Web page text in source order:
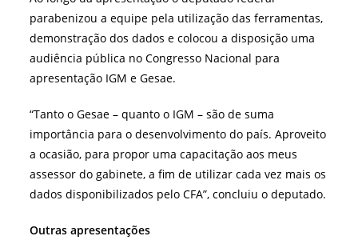
parabenizou a equipe pela utilização das ferramentas,
demonstração dos dados e colocou a disposição uma
audiência pública no Congresso Nacional para
apresentação IGM e Gesae.
“Tanto o Gesae – quanto o IGM – são de suma
importância para o desenvolvimento do país. Aproveito
a ocasião, para propor uma capacitação aos meus
assessor do gabinete, a fim de utilizar cada vez mais os
dados disponibilizados pelo CFA”, concluiu o deputado.
Outras apresentações